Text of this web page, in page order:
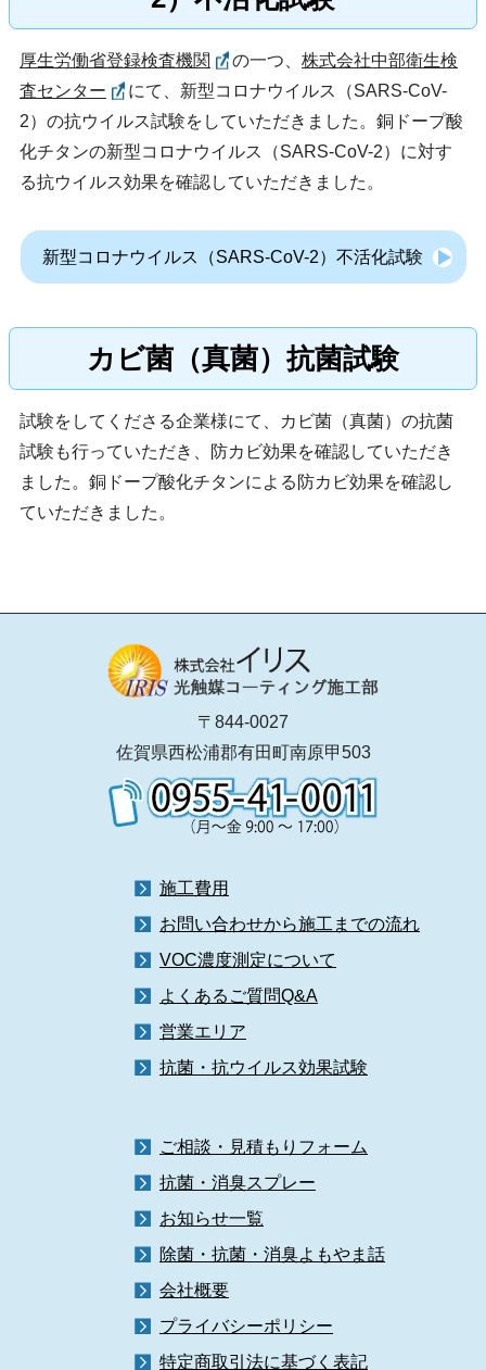
厚生労働省登録検査機関 の一つ、 株式会社中部衛生検
査センター
にて、新型コロナウイルス（SARS-CoV-
2）の抗ウイルス試験をしていただきました。銅ドープ酸
化チタンの新型コロナウイルス（SARS-CoV-2）に対す
る抗ウイルス効果を確認していただきました。
新型コロナウイルス（SARS-CoV-2）不活化試験
カビ菌（真菌）抗菌試験
試験をしてくださる企業様にて、カビ菌（真菌）の抗菌
試験も行っていただき、防カビ効果を確認していただき
ました。銅ドープ酸化チタンによる防カビ効果を確認し
ていただきました。
〒844-0027
佐賀県西松浦郡有田町南原甲503
施工費用
お問い合わせから施工までの流れ
VOC濃度測定について
よくあるご質問Q&A
営業エリア
抗菌・抗ウイルス効果試験
ご相談・見積もりフォーム
抗菌・消臭スプレー
お知らせ一覧
除菌・抗菌・消臭よもやま話
会社概要
プライバシーポリシー
特定商取引法に基づく表記